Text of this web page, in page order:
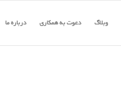
وبلاگ دعوت به همکاری درباره ما